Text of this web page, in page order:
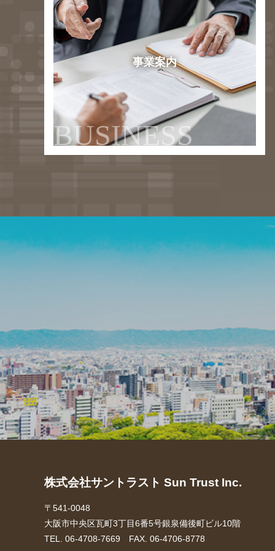
事業案内
BUSINESS
株式会社サントラスト Sun Trust Inc.
〒541-0048
大阪市中央区瓦町3丁目6番5号銀泉備後町ビル10階
TEL. 06-4708-7669 FAX. 06-4706-8778